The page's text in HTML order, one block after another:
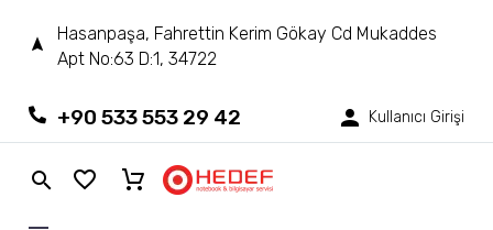
Hasanpaşa, Fahrettin Kerim Gökay Cd Mukaddes
Apt No:63 D:1, 34722
+90 533 553 29 42 Kullanıcı Girişi